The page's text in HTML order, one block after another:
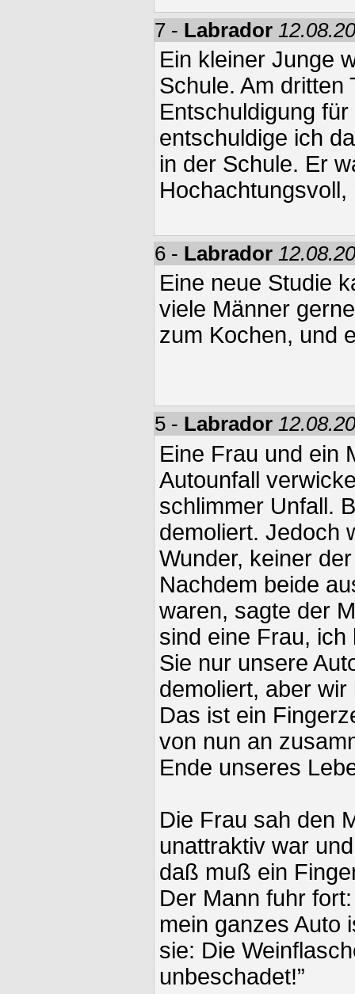
7 - Labrador
Ein kleiner Junge
Schule. Am dritten
Entschuldigung
entschuldige ich
in der Schule. Er
6 - Labrador
Eine neue Studie
viele Männer
zum Kochen, und
5 - Labrador
Eine Frau und ein
Autounfall
schlimmer Unfall.
demoliert. Jedoch
Wunder, keiner
Nachdem beide
waren, sagte der
sind eine Frau,
Sie nur unsere
demoliert, aber
Das ist ein
von nun an
Ende unseres
Die Frau sah den
unattraktiv war
daß muß ein
Der Mann fuhr
mein ganzes Auto
sie: Die
unbeschadet!”